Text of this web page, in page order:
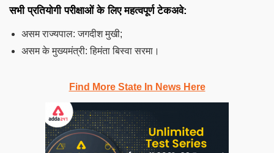
सभी प्रतियोगी परीक्षाओं के लिए महत्वपूर्ण टेकअवे:
असम राज्यपाल: जगदीश मुखी;
असम के मुख्यमंत्री: हिमंता बिस्वा सरमा।
Find More State In News Here